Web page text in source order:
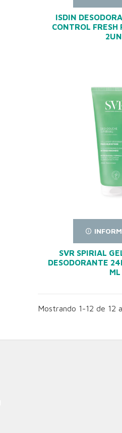
ISDIN
CONTROL
SVR SPIRIAL
DESODORANTE
ML
Mostrando 1-12 de 12